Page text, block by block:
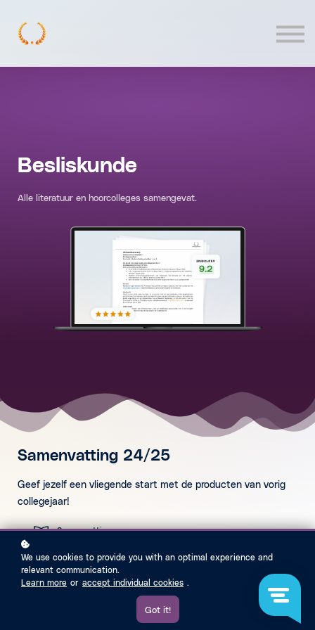
Besliskunde
Alle literatuur en hoorcolleges samengevat.
Samenvatting 24/25
Geef jezelf een vliegende start met de producten van vorig
collegejaar!
Samenvatting
Week 1
We use cookies to provide you with an optimal experience and
relevant communication.
Learn more or accept individual cookies .
Got it!